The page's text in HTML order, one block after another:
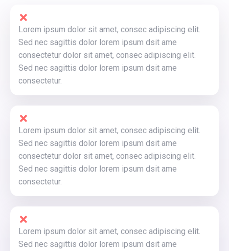
Lorem ipsum dolor sit amet, consec adipiscing elit.
Sed nec sagittis dolor lorem ipsum dsit ame
consectetur dolor sit amet, consec adipiscing elit.
Sed nec sagittis dolor lorem ipsum dsit ame
consectetur.
Lorem ipsum dolor sit amet, consec adipiscing elit.
Sed nec sagittis dolor lorem ipsum dsit ame
consectetur dolor sit amet, consec adipiscing elit.
Sed nec sagittis dolor lorem ipsum dsit ame
consectetur.
Lorem ipsum dolor sit amet, consec adipiscing elit.
Sed nec sagittis dolor lorem ipsum dsit ame